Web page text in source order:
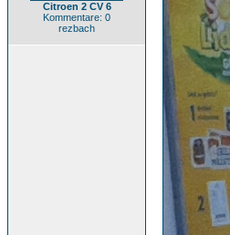
Citroen 2 CV 6
Kommentare: 0
rezbach